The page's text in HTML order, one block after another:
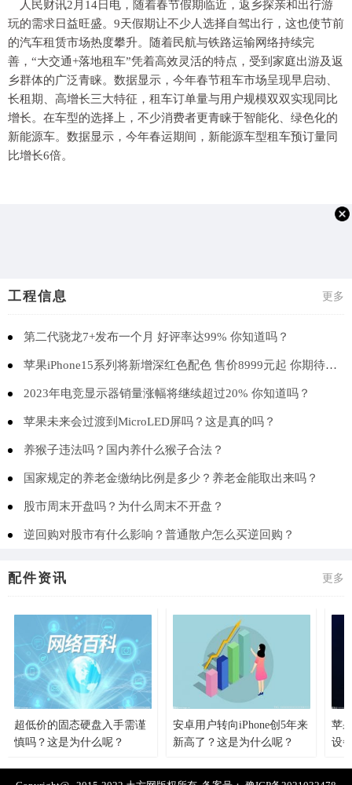
人民财讯2月14日电，随着春节假期临近，返乡探亲和出行游
玩的需求日益旺盛。9天假期让不少人选择自驾出行，这也使节前
的汽车租赁市场热度攀升。随着民航与铁路运输网络持续完
善，“大交通+落地租车”凭着高效灵活的特点，受到家庭出游及返
乡群体的广泛青睐。数据显示，今年春节租车市场呈现早启动、
长租期、高增长三大特征，租车订单量与用户规模双双实现同比
增长。在车型的选择上，不少消费者更青睐于智能化、绿色化的
新能源车。数据显示，今年春运期间，新能源车型租车预订量同
比增长6倍。
工程信息 更多
第二代骁龙7+发布一个月 好评率达99% 你知道吗？
苹果iPhone15系列将新增深红色配色 售价8999元起 你期待吗？
2023年电竞显示器销量涨幅将继续超过20% 你知道吗？
苹果未来会过渡到MicroLED屏吗？这是真的吗？
养猴子违法吗？国内养什么猴子合法？
国家规定的养老金缴纳比例是多少？养老金能取出来吗？
股市周末开盘吗？为什么周末不开盘？
逆回购对股市有什么影响？普通散户怎么买逆回购？
配件资讯 更多
超低价的固态硬盘入手需谨
慎吗？这是为什么呢？
安卓用户转向iPhone创5年来
新高了？这是为什么呢？
苹
设